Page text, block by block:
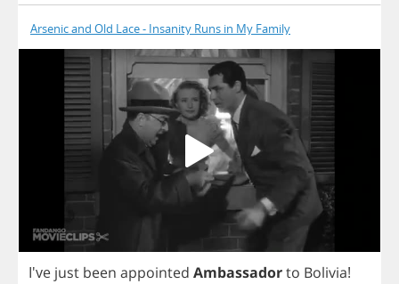
Arsenic and Old Lace - Insanity Runs in My Family
I've just been appointed Ambassadorto Bolivia!